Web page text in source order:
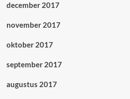
december 2017
november 2017
oktober 2017
september 2017
augustus 2017